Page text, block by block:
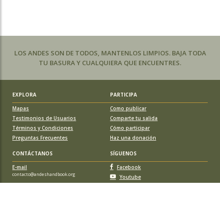
LOS ANDES SON DE TODOS, MANTENLOS LIMPIOS. BAJA TODA
TU BASURA Y CUALQUIERA QUE ENCUENTRES.
EXPLORA
PARTICIPA
Mapas
Testimonios de Usuarios
Términos y Condiciones
Preguntas Frecuentes
Como publicar
Comparte tu salida
Cómo participar
Haz una donación
CONTÁCTANOS
SÍGUENOS
E-mail
contacto@andeshandbook.org
Facebook
Youtube